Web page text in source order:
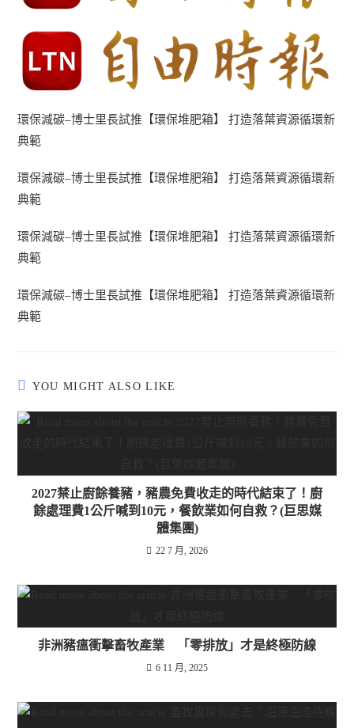
環保減碳–博士里長試推【環保堆肥箱】 打造落葉資源循環新
典範
環保減碳–博士里長試推【環保堆肥箱】 打造落葉資源循環新
典範
環保減碳–博士里長試推【環保堆肥箱】 打造落葉資源循環新
典範
環保減碳–博士里長試推【環保堆肥箱】 打造落葉資源循環新
典範
YOU MIGHT ALSO LIKE
2027禁止廚餘養豬，豬農免費收走的時代結束了！廚
餘處理費1公斤喊到10元，餐飲業如何自救？(巨思媒
體集團)
22 7 月, 2026
非洲豬瘟衝擊畜牧產業 「零排放」才是終極防線
6 11 月, 2025